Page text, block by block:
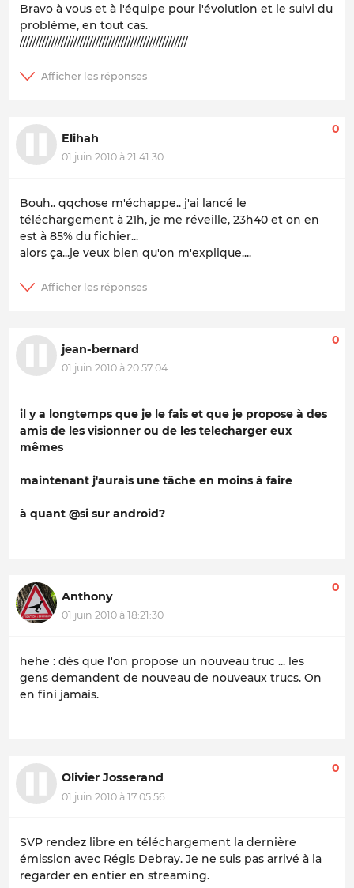
Bravo à vous et à l'équipe pour l'évolution et le suivi du
problème, en tout cas.
/////////////////////////////////////////////////////
Elihah
01 juin 2010 à 21:41:30
0
Bouh.. qqchose m'échappe.. j'ai lancé le
téléchargement à 21h, je me réveille, 23h40 et on en
est à 85% du fichier...
alors ça...je veux bien qu'on m'explique....
jean-bernard
01 juin 2010 à 20:57:04
0
il y a longtemps que je le fais et que je propose à des
amis de les visionner ou de les telecharger eux
mêmes
maintenant j'aurais une tâche en moins à faire
à quant @si sur android?
Anthony
01 juin 2010 à 18:21:30
0
hehe : dès que l'on propose un nouveau truc ... les
gens demandent de nouveau de nouveaux trucs. On
en fini jamais.
Olivier Josserand
01 juin 2010 à 17:05:56
0
SVP rendez libre en téléchargement la dernière
émission avec Régis Debray. Je ne suis pas arrivé à la
regarder en entier en streaming.